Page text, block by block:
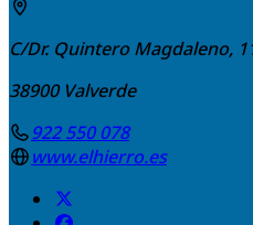
C/Dr. Quintero Magdaleno,
38900 Valverde
922 550 078
www.elhierro.es